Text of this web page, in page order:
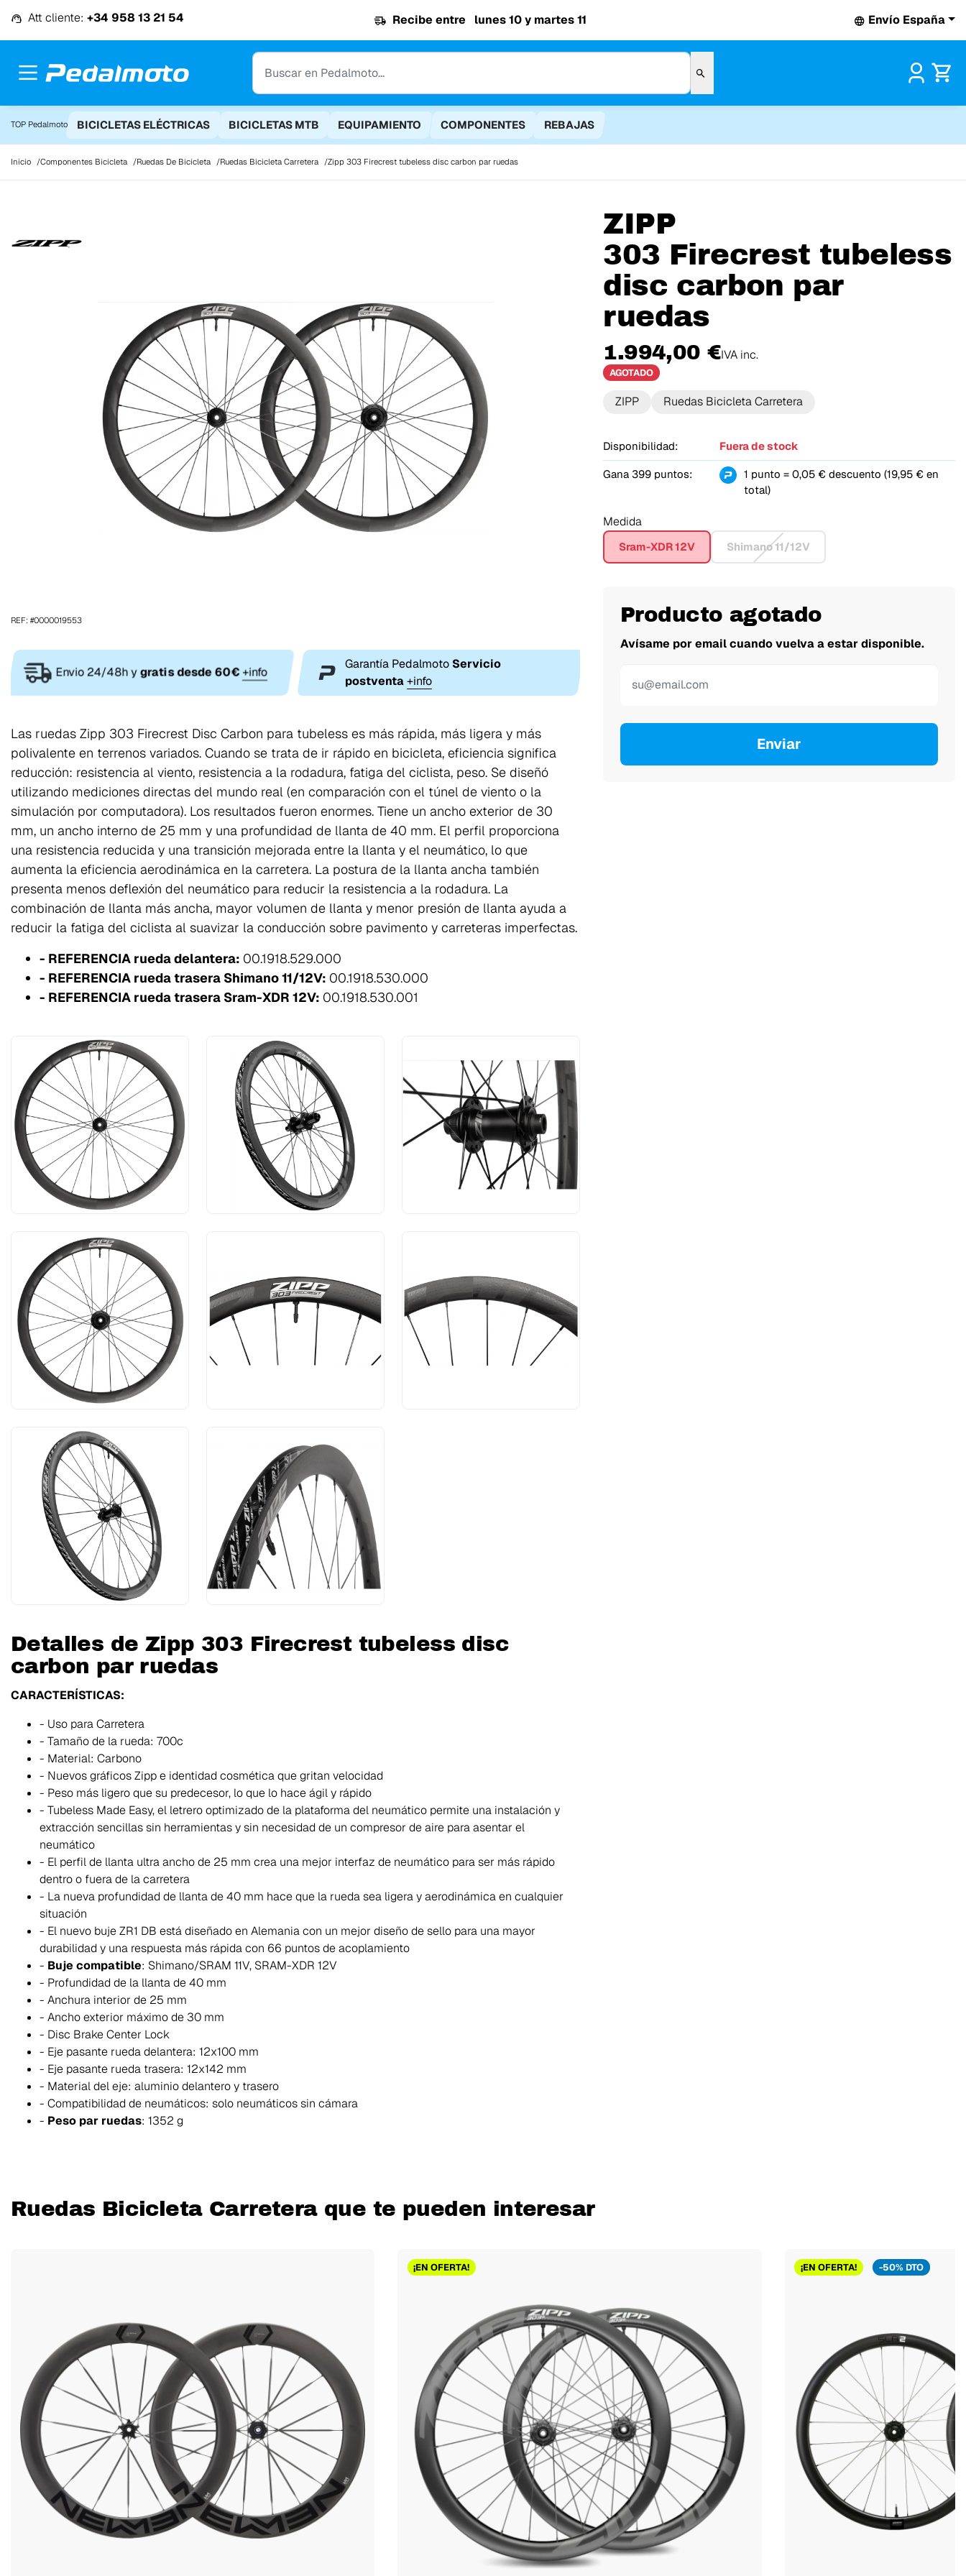
Att cliente: +34 958 13 21 54 Recibe entre lunes 10 y martes 11 Envío España
TOP Pedalmoto BICICLETAS ELÉCTRICAS BICICLETAS MTB EQUIPAMIENTO COMPONENTES REBAJAS
Inicio Componentes Bicicleta Ruedas De Bicicleta Ruedas Bicicleta Carretera Zipp 303 Firecrest tubeless disc carbon par ruedas
ZIPP
303 Firecrest tubeless
disc carbon par
ruedas
1.994,00 €IVA inc.
AGOTADO
ZIPP Ruedas Bicicleta Carretera
Disponibilidad: Fuera de stock
Gana 399 puntos:
1 punto = 0,05 € descuento (19,95 € en
total)
Medida
Sram-XDR 12V Shimano 11/12V
Producto agotado
Avísame por email cuando vuelva a estar disponible.
Enviar
REF: #0000019553
Envio 24/48h ygratis desde 60€ +info
Garantía Pedalmoto Servicio
postventa +info
Las ruedas Zipp 303 Firecrest Disc Carbon para tubeless es más rápida, más ligera y más
polivalente en terrenos variados. Cuando se trata de ir rápido en bicicleta, eficiencia significa
reducción: resistencia al viento, resistencia a la rodadura, fatiga del ciclista, peso. Se diseñó
utilizando mediciones directas del mundo real (en comparación con el túnel de viento o la
simulación por computadora). Los resultados fueron enormes. Tiene un ancho exterior de 30
mm, un ancho interno de 25 mm y una profundidad de llanta de 40 mm. El perfil proporciona
una resistencia reducida y una transición mejorada entre la llanta y el neumático, lo que
aumenta la eficiencia aerodinámica en la carretera. La postura de la llanta ancha también
presenta menos deflexión del neumático para reducir la resistencia a la rodadura. La
combinación de llanta más ancha, mayor volumen de llanta y menor presión de llanta ayuda a
reducir la fatiga del ciclista al suavizar la conducción sobre pavimento y carreteras imperfectas.
- REFERENCIA rueda delantera: 00.1918.529.000
- REFERENCIA rueda trasera Shimano 11/12V: 00.1918.530.000
- REFERENCIA rueda trasera Sram-XDR 12V: 00.1918.530.001
Detalles de Zipp 303 Firecrest tubeless disc
carbon par ruedas
CARACTERÍSTICAS:
- Uso para Carretera
- Tamaño de la rueda: 700c
- Material: Carbono
- Nuevos gráficos Zipp e identidad cosmética que gritan velocidad
- Peso más ligero que su predecesor, lo que lo hace ágil y rápido
- Tubeless Made Easy, el letrero optimizado de la plataforma del neumático permite una instalación y
extracción sencillas sin herramientas y sin necesidad de un compresor de aire para asentar el
neumático
- El perfil de llanta ultra ancho de 25 mm crea una mejor interfaz de neumático para ser más rápido
dentro o fuera de la carretera
- La nueva profundidad de llanta de 40 mm hace que la rueda sea ligera y aerodinámica en cualquier
situación
- El nuevo buje ZR1 DB está diseñado en Alemania con un mejor diseño de sello para una mayor
durabilidad y una respuesta más rápida con 66 puntos de acoplamiento
- Buje compatible: Shimano/SRAM 11V, SRAM-XDR 12V
- Profundidad de la llanta de 40 mm
- Anchura interior de 25 mm
- Ancho exterior máximo de 30 mm
- Disc Brake Center Lock
- Eje pasante rueda delantera: 12x100 mm
- Eje pasante rueda trasera: 12x142 mm
- Material del eje: aluminio delantero y trasero
- Compatibilidad de neumáticos: solo neumáticos sin cámara
- Peso par ruedas: 1352 g
Ruedas Bicicleta Carretera que te pueden interesar
¡EN OFERTA! ¡EN OFERTA! -50% DTO